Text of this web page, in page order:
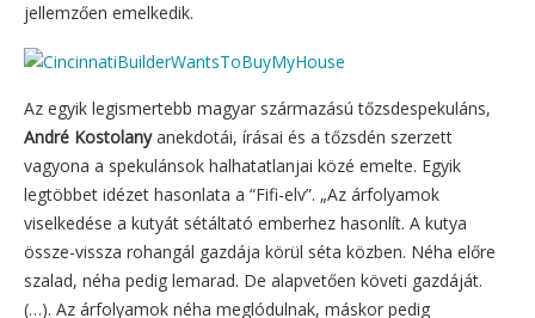
jellemzően emelkedik.
Az egyik legismertebb magyar származású tőzsdespekuláns,
André Kostolanyanekdotái, írásai és a tőzsdén szerzett
vagyona a spekulánsok halhatatlanjai közé emelte. Egyik
legtöbbet idézet hasonlata a “Fifi-elv”. „Az árfolyamok
viselkedése a kutyát sétáltató emberhez hasonlít. A kutya
össze-vissza rohangál gazdája körül séta közben. Néha előre
szalad, néha pedig lemarad. De alapvetően követi gazdáját.
(…). Az árfolyamok néha meglódulnak, máskor pedig